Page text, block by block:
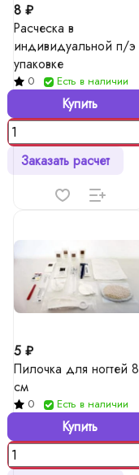
8 ₽
Расческа в
индивидуальной п/э
упаковке
0 Есть в наличии
Купить
Заказать расчет
5 ₽
Пилочка для ногтей 8
см
0 Есть в наличии
Купить